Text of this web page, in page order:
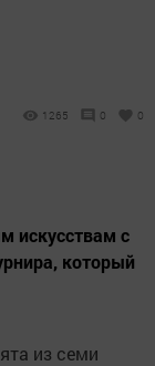
1265 0 0
искусствам с
который
из семи